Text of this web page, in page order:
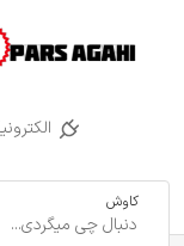
کاوش